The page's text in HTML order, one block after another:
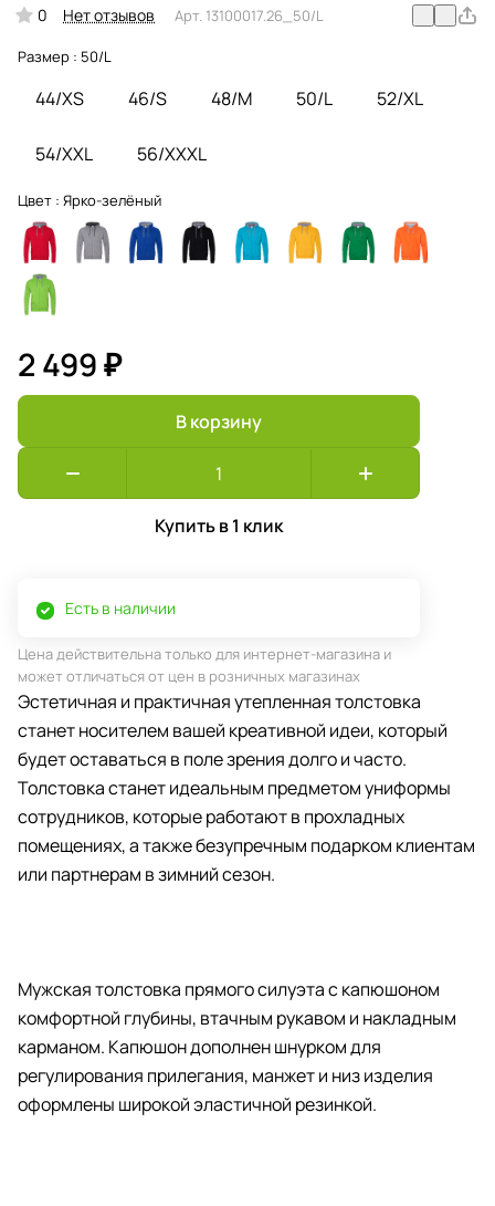
0 Нет отзывов Арт. 13100017.26_50/L
Размер : 50/L
44/XS 46/S 48/M 50/L 52/XL
54/XXL 56/XXXL
Цвет : Ярко-зелёный
2 499 ₽
В корзину
Купить в 1 клик
Есть в наличии
Цена действительна только для интернет-магазина и
может отличаться от цен в розничных магазинах
Эстетичная и практичная утепленная толстовка
станет носителем вашей креативной идеи, который
будет оставаться в поле зрения долго и часто.
Толстовка станет идеальным предметом униформы
сотрудников, которые работают в прохладных
помещениях, а также безупречным подарком клиентам
или партнерам в зимний сезон.
Мужская толстовка прямого силуэта с капюшоном
комфортной глубины, втачным рукавом и накладным
карманом. Капюшон дополнен шнурком для
регулирования прилегания, манжет и низ изделия
оформлены широкой эластичной резинкой.